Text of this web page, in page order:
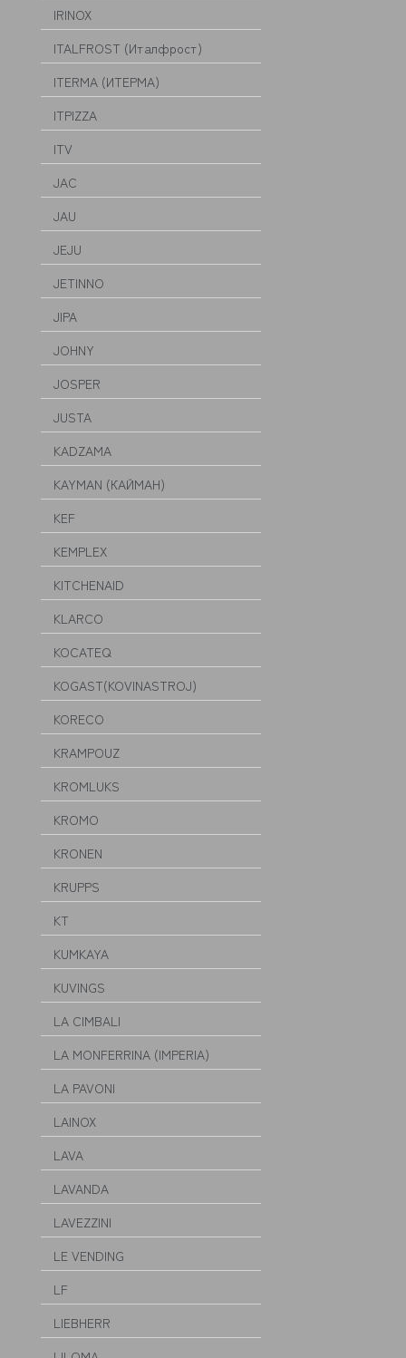
IRINOX
ITALFROST (Италфрост)
ITERMA (ИТЕРМА)
ITPIZZA
ITV
JAC
JAU
JEJU
JETINNO
JIPA
JOHNY
JOSPER
JUSTA
KADZAMA
KAYMAN (КАЙМАН)
KEF
KEMPLEX
KITCHENAID
KLARCO
KOCATEQ
KOGAST(KOVINASTROJ)
KORECO
KRAMPOUZ
KROMLUKS
KROMO
KRONEN
KRUPPS
KT
KUMKAYA
KUVINGS
LA CIMBALI
LA MONFERRINA (IMPERIA)
LA PAVONI
LAINOX
LAVA
LAVANDA
LAVEZZINI
LE VENDING
LF
LIEBHERR